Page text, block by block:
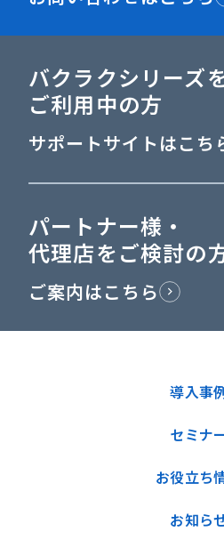
バクラクシリーズ
ご利用中の方
サポートサイトはこち
パートナー様・
代理店をご検討の
ご案内はこちら
導入事
セミナ
お役立ち
お知ら